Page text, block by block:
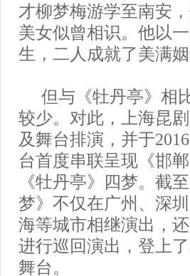
才柳梦梅游学至南安
美女似曾相识。他以
生，二人成就了美满姻
但与《牡丹亭》相
较少。对此，上海昆
及舞台排演，并于
台首度串联呈现《邯
《牡丹亭》四梦。截
梦》不仅在广州、深
海等城市相继演出，
进行巡回演出，登上
舞台。